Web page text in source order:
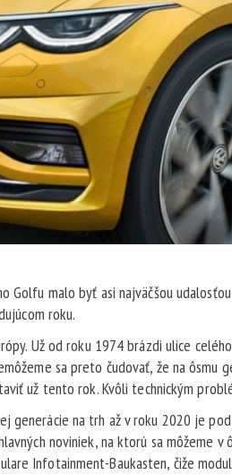
Golfu malo byť asi najväčšou
roku.
Už od roku 1974 brázdi ulice
sa preto čudovať, že na ôsmu
už tento rok. Kvôli technickým
generácie na trh až v roku 2020 je
noviniek, na ktorú sa môžeme
Infotainment-Baukasten, čiže